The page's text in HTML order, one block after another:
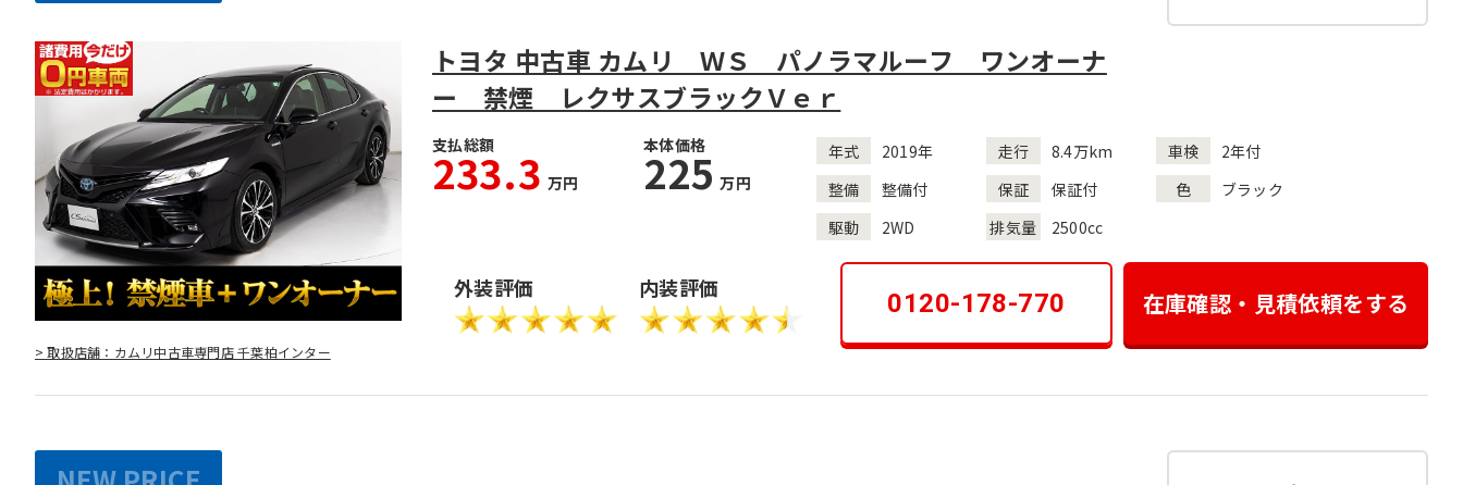
> 取扱店舗：カムリ中古車専門店 千葉柏インター
トヨタ 中古車 カムリ ＷＳ パノラマルーフ ワンオーナ
ー 禁煙 レクサスブラックＶｅｒ
支払総額
233.3 万円
本体価格
225 万円
年式 2019年 走行 8.4万km 車検
2年付
整備
整備付 保証 保証付 色
ブラック
駆動
2WD 排気量 2500cc
外装評価 内装評価
0120-178-770 在庫確認・見積依頼をする